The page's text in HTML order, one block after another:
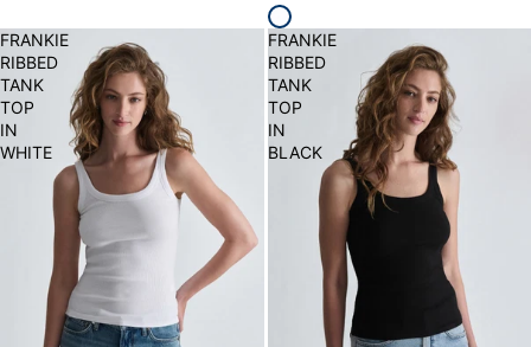
FRANKIE
RIBBED
TANK
TOP
IN
WHITE
FRANKIE
RIBBED
TANK
TOP
IN
BLACK